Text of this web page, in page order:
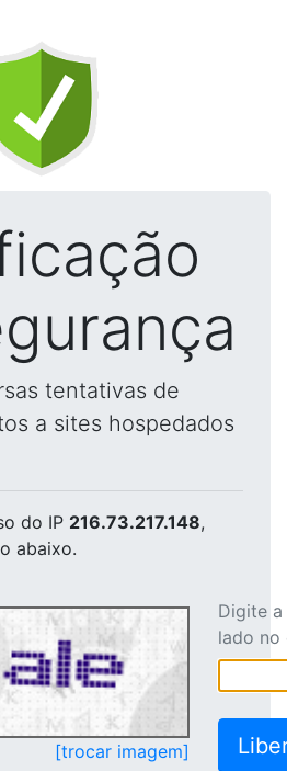
tentativas de
a sites hospedados
do IP 216.73.217.148,
abaixo.
[trocar imagem]
Digite
lado no